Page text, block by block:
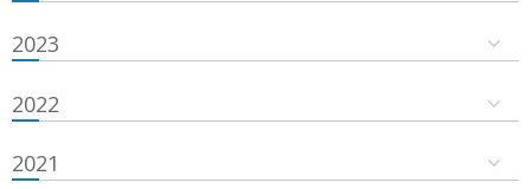
2023
2022
2021